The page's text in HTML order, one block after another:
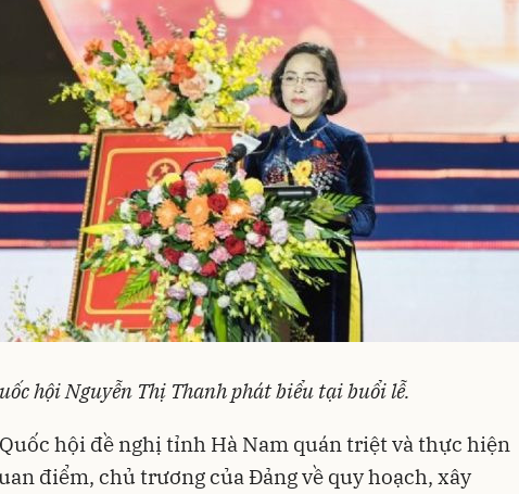
hội Nguyễn Thị Thanh phát biểu tại buổi lễ.
hội đề nghị tỉnh Hà Nam quán triệt và thực hiện
điểm, chủ trương của Đảng về quy hoạch, xây